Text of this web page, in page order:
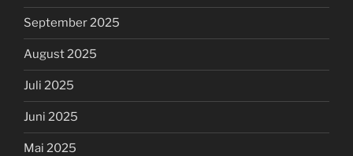
September 2025
August 2025
Juli 2025
Juni 2025
Mai 2025